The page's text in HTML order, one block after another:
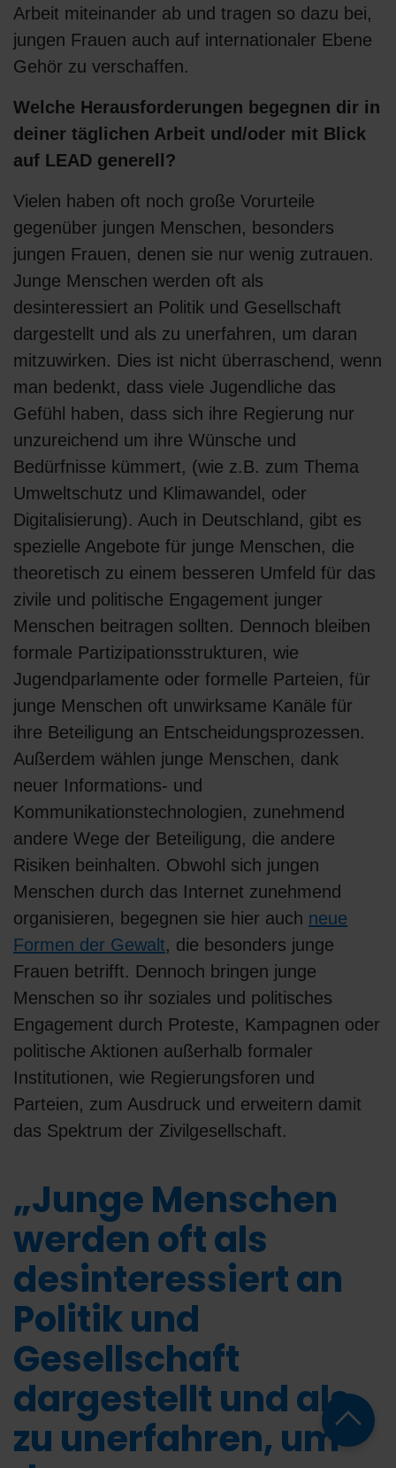
Arbeit miteinander ab und tragen so dazu bei,
jungen Frauen auch auf internationaler Ebene
Gehör zu verschaffen.
Welche Herausforderungen begegnen dir in
deiner täglichen Arbeit und/oder mit Blick
auf LEAD generell?
Vielen haben oft noch große Vorurteile
gegenüber jungen Menschen, besonders
jungen Frauen, denen sie nur wenig zutrauen.
Junge Menschen werden oft als
desinteressiert an Politik und Gesellschaft
dargestellt und als zu unerfahren, um daran
mitzuwirken. Dies ist nicht überraschend, wenn
man bedenkt, dass viele Jugendliche das
Gefühl haben, dass sich ihre Regierung nur
unzureichend um ihre Wünsche und
Bedürfnisse kümmert, (wie z.B. zum Thema
Umweltschutz und Klimawandel, oder
Digitalisierung). Auch in Deutschland, gibt es
spezielle Angebote für junge Menschen, die
theoretisch zu einem besseren Umfeld für das
zivile und politische Engagement junger
Menschen beitragen sollten. Dennoch bleiben
formale Partizipationsstrukturen, wie
Jugendparlamente oder formelle Parteien, für
junge Menschen oft unwirksame Kanäle für
ihre Beteiligung an Entscheidungsprozessen.
Außerdem wählen junge Menschen, dank
neuer Informations- und
Kommunikationstechnologien, zunehmend
andere Wege der Beteiligung, die andere
Risiken beinhalten. Obwohl sich jungen
Menschen durch das Internet zunehmend
organisieren, begegnen sie hier auch neue
Formen der Gewalt, die besonders junge
Frauen betrifft. Dennoch bringen junge
Menschen so ihr soziales und politisches
Engagement durch Proteste, Kampagnen oder
politische Aktionen außerhalb formaler
Institutionen, wie Regierungsforen und
Parteien, zum Ausdruck und erweitern damit
das Spektrum der Zivilgesellschaft.
„Junge Menschen
werden oft als
desinteressiert an
Politik und
Gesellschaft
dargestellt und als
zu unerfahren, um